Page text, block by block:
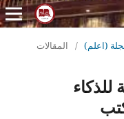
/ المقالات
للذكاء